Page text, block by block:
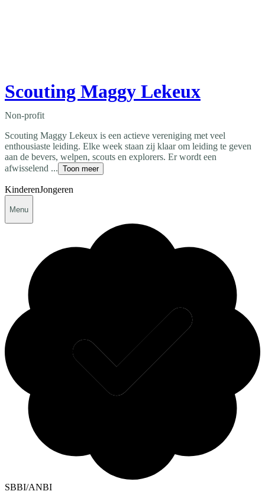
Scouting Maggy Lekeux
Non-profit
Scouting Maggy Lekeux is een actieve vereniging met veel
enthousiaste leiding. Elke week staan zij klaar om leiding te geven
aan de bevers, welpen, scouts en explorers. Er wordt een
afwisselend ... Toon meer
KinderenJongeren
Menu
SBBI/ANBI